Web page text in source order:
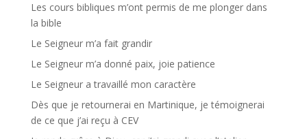
Les cours bibliques m’ont permis de me plonger dans
la bible
Le Seigneur m’a fait grandir
Le Seigneur m’a donné paix, joie patience
Le Seigneur a travaillé mon caractère
Dès que je retournerai en Martinique, je témoignerai
de ce que j’ai reçu à CEV